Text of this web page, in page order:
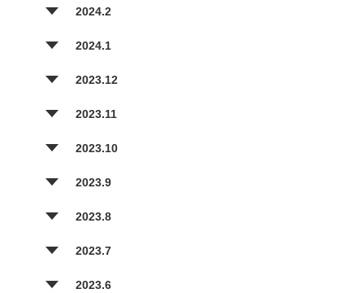
2024.2
2024.1
2023.12
2023.11
2023.10
2023.9
2023.8
2023.7
2023.6